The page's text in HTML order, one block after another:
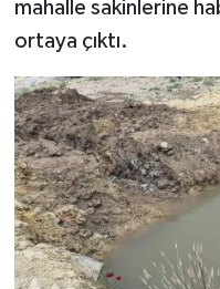
mahalle sakinlerine
ortaya çıktı.